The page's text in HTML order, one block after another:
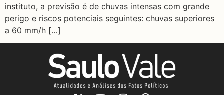
instituto, a previsão é de chuvas intensas com grande
perigo e riscos potenciais seguintes: chuvas superiores
a 60 mm/h […]